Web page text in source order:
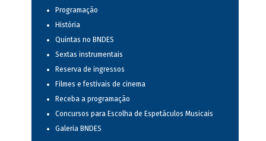
Programação
História
Quintas no BNDES
Sextas instrumentais
Reserva de ingressos
Filmes e festivais de cinema
Receba a programação
Concursos para Escolha de Espetáculos Musicais
Galeria BNDES